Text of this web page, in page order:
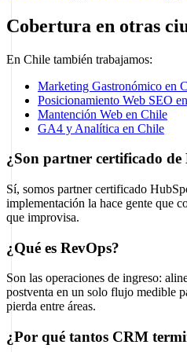
Cobertura en otras
En Chile también trabajamos:
Marketing Gastronómico en
Posicionamiento Web SEO
Mantención Web en Chile
GA4 y Analítica en Chile
¿Son partner certificado de
Sí, somos partner certificado
implementación la hace gente que
que improvisa.
¿Qué es RevOps?
Son las operaciones de ingreso:
postventa en un solo flujo medible
pierda entre áreas.
¿Por qué tantos CRM